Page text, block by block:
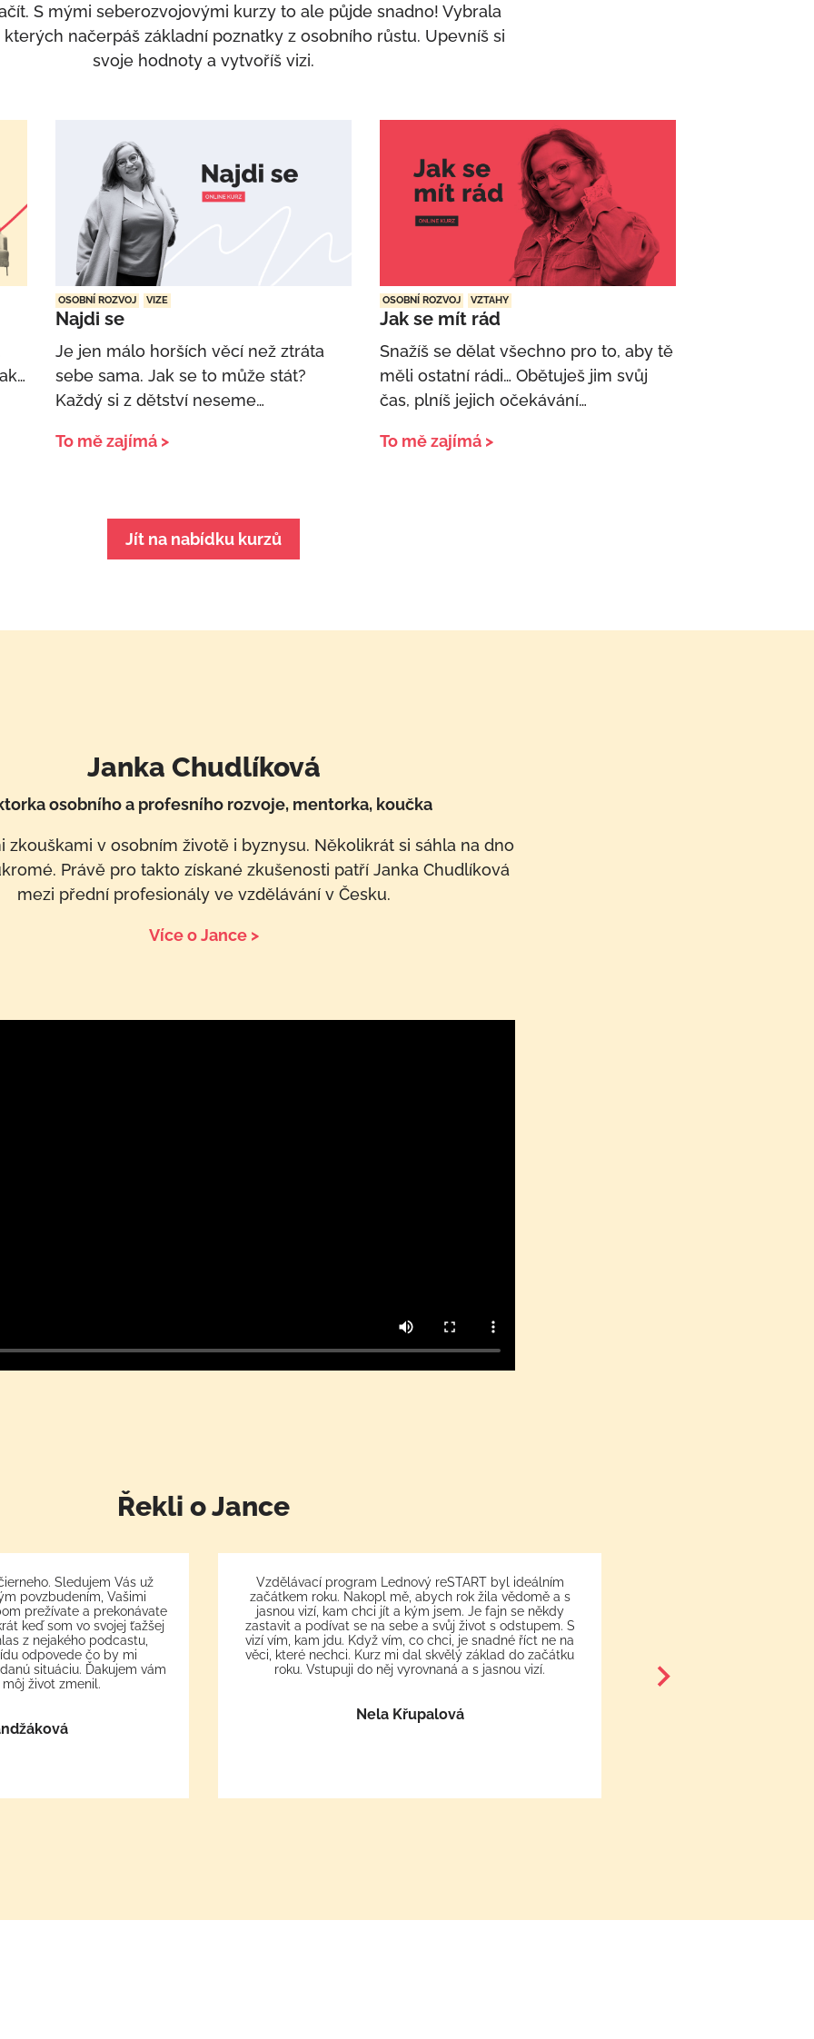
S mými seberozvojovými kurzy to ale půjde snadno! Vybrala
načerpáš základní poznatky z osobního růstu. Upevníš si
svoje hodnoty a vytvoříš vizi.
OSOBNÍ ROZVOJ VIZE
Najdi se
Je jen málo horších věcí než ztráta
sebe sama. Jak se to může stát?
Každý si z dětství neseme…
To mě zajímá >
OSOBNÍ ROZVOJ VZTAHY
Jak se mít rád
Snažíš se dělat všechno pro to, aby tě
měli ostatní rádi… Obětuješ jim svůj
čas, plníš jejich očekávání…
To mě zajímá >
Jít na nabídku kurzů
Janka Chudlíková
osobního a profesního rozvoje, mentorka, koučka
zkouškami v osobním životě i byznysu. Několikrát si sáhla na dno
Právě pro takto získané zkušenosti patří Janka Chudlíková
mezi přední profesionály ve vzdělávání v Česku.
Více o Jance >
Řekli o Jance
Sledujem Vás už
povzbudením, Vašimi
prežívate a prekonávate
keď som vo svojej ťažšej
z nejakého podcastu,
odpovede čo by mi
situáciu. Ďakujem vám
život zmenil.
Vzdělávací program Lednový reSTART byl ideálním
začátkem roku. Nakopl mě, abych rok žila vědomě a s
jasnou vizí, kam chci jít a kým jsem. Je fajn se někdy
zastavit a podívat se na sebe a svůj život s odstupem. S
vizí vím, kam jdu. Když vím, co chci, je snadné říct ne na
věci, které nechci. Kurz mi dal skvělý základ do začátku
roku. Vstupuji do něj vyrovnaná a s jasnou vizí.
Nela Křupalová
pracovat s vlastní myslí
dříve se to naučíme, tím